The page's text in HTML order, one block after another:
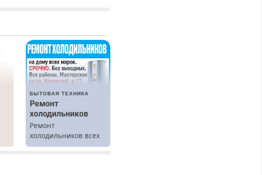
БЫТОВАЯ ТЕХНИКА
Ремонт
холодильников
Ремонт
холодильников всех
марок на дому.